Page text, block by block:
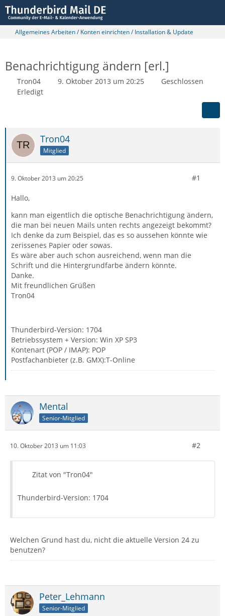
Allgemeines Arbeiten / Konten einrichten / Installation & Update
Benachrichtigung ändern [erl.]
Tron04 9. Oktober 2013 um 20:25
Geschlossen
Erledigt
Tron04
Mitglied
9. Oktober 2013 um 20:25 #1
Hallo,
kann man eigentlich die optische Benachrichtigung ändern,
die man bei neuen Mails unten rechts angezeigt bekommt?
Ich denke da zum Beispiel, das es so aussehen könnte wie
zerissenes Papier oder sowas.
Es wäre aber auch schon ausreichend, wenn man die
Schrift und die Hintergrundfarbe ändern könnte.
Danke.
Mit freundlichen Grüßen
Tron04
Thunderbird-Version: 1704
Betriebssystem + Version: Win XP SP3
Kontenart (POP / IMAP): POP
Postfachanbieter (z.B. GMX):T-Online
Mental
Senior-Mitglied
10. Oktober 2013 um 11:03 #2
Zitat von "Tron04"
Thunderbird-Version: 1704
Welchen Grund hast du, nicht die aktuelle Version 24 zu
benutzen?
Peter_Lehmann
Senior-Mitglied